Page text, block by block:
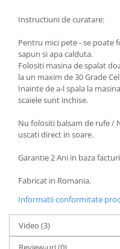
Instructiuni de curatare:
Pentru mici pete - se poate
sapun si apa calduta.
Folositi masina de spalat
la un maxim de 30 Grade
Inainte de a-l spala la
scaiele sunt inchise.
Nu folositi balsam de rufe /
uscati direct in soare.
Garantie 2 Ani in baza
Fabricat in Romania.
Informatii conformitate
Video (3)